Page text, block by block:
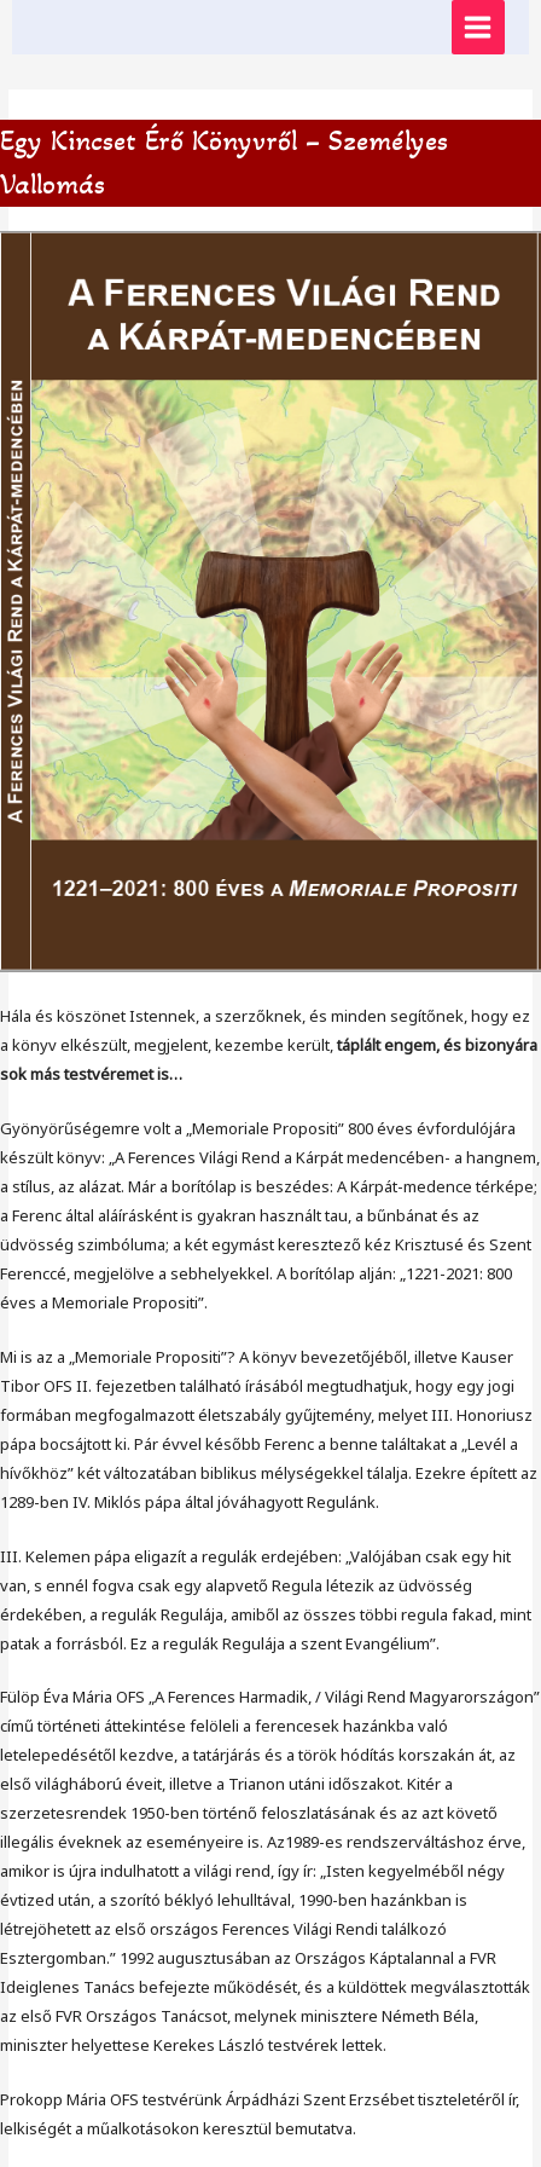
MAIN
Egy Kincset Érő Könyvről – Személyes
Vallomás
Hála és köszönet Istennek, a szerzőknek, és minden segítőnek, hogy ez
a könyv elkészült, megjelent, kezembe került,táplált engem, és bizonyára
sok más testvéremet is…
Gyönyörűségemre volt a „Memoriale Propositi” 800 éves évfordulójára
készült könyv: „A Ferences Világi Rend a Kárpát medencében- a hangnem,
a stílus, az alázat. Már a borítólap is beszédes: A Kárpát-medence térképe;
a Ferenc által aláírásként is gyakran használt tau, a bűnbánat és az
üdvösség szimbóluma; a két egymást keresztező kéz Krisztusé és Szent
Ferenccé, megjelölve a sebhelyekkel. A borítólap alján: „1221-2021: 800
éves a Memoriale Propositi”.
Mi is az a „Memoriale Propositi”? A könyv bevezetőjéből, illetve Kauser
Tibor OFS II. fejezetben található írásából megtudhatjuk, hogy egy jogi
formában megfogalmazott életszabály gyűjtemény, melyet III. Honoriusz
pápa bocsájtott ki. Pár évvel később Ferenc a benne találtakat a „Levél a
hívőkhöz” két változatában biblikus mélységekkel tálalja. Ezekre épített az
1289-ben IV. Miklós pápa által jóváhagyott Regulánk.
III. Kelemen pápa eligazít a regulák erdejében: „Valójában csak egy hit
van, s ennél fogva csak egy alapvető Regula létezik az üdvösség
érdekében, a regulák Regulája, amiből az összes többi regula fakad, mint
patak a forrásból. Ez a regulák Regulája a szent Evangélium”.
Fülöp Éva Mária OFS „A Ferences Harmadik, / Világi Rend Magyarországon”
című történeti áttekintése felöleli a ferencesek hazánkba való
letelepedésétől kezdve, a tatárjárás és a török hódítás korszakán át, az
első világháború éveit, illetve a Trianon utáni időszakot. Kitér a
szerzetesrendek 1950-ben történő feloszlatásának és az azt követő
illegális éveknek az eseményeire is. Az1989-es rendszerváltáshoz érve,
amikor is újra indulhatott a világi rend, így ír: „Isten kegyelméből négy
évtized után, a szorító béklyó lehulltával, 1990-ben hazánkban is
létrejöhetett az első országos Ferences Világi Rendi találkozó
Esztergomban.” 1992 augusztusában az Országos Káptalannal a FVR
Ideiglenes Tanács befejezte működését, és a küldöttek megválasztották
az első FVR Országos Tanácsot, melynek minisztere Németh Béla,
miniszter helyettese Kerekes László testvérek lettek.
Prokopp Mária OFS testvérünk Árpádházi Szent Erzsébet tiszteletéről ír,
lelkiségét a műalkotásokon keresztül bemutatva.